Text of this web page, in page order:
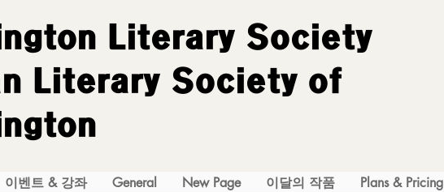
Literary Society
Literary Society of
이벤트 & 강좌 General New Page 이달의 작품 Plans & Pricing